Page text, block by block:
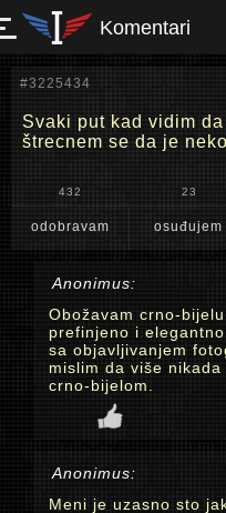
Komentari
#3225434
Svaki put kad vidim
štrecnem se da je
432 23
odobravam osuđujem
Anonimus:
Obožavam crno-
prefinjeno i
sa objavljivanjem
mislim da više
crno-bijelom.
Anonimus:
Meni je uzasno sto